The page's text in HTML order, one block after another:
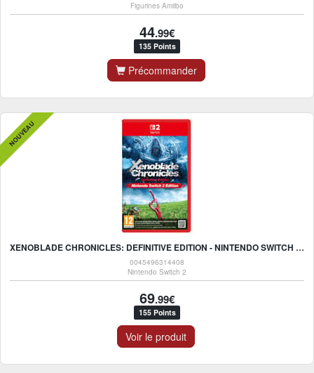
Figurines Amiibo
44.99€
135 Points
Précommander
XENOBLADE CHRONICLES: DEFINITIVE EDITION - NINTENDO SWITCH 2 EDITION - NINTENDO SWITCH 2
0045496314408
Nintendo Switch 2
69.99€
155 Points
Voir le produit
NOUVEAU